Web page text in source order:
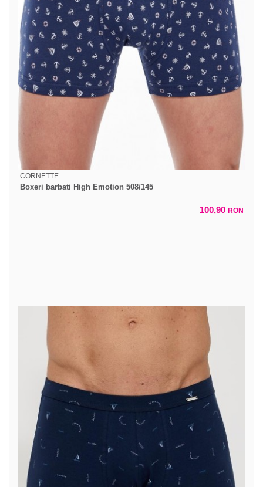
CORNETTE
Boxeri barbati High Emotion 508/145
100,90 RON